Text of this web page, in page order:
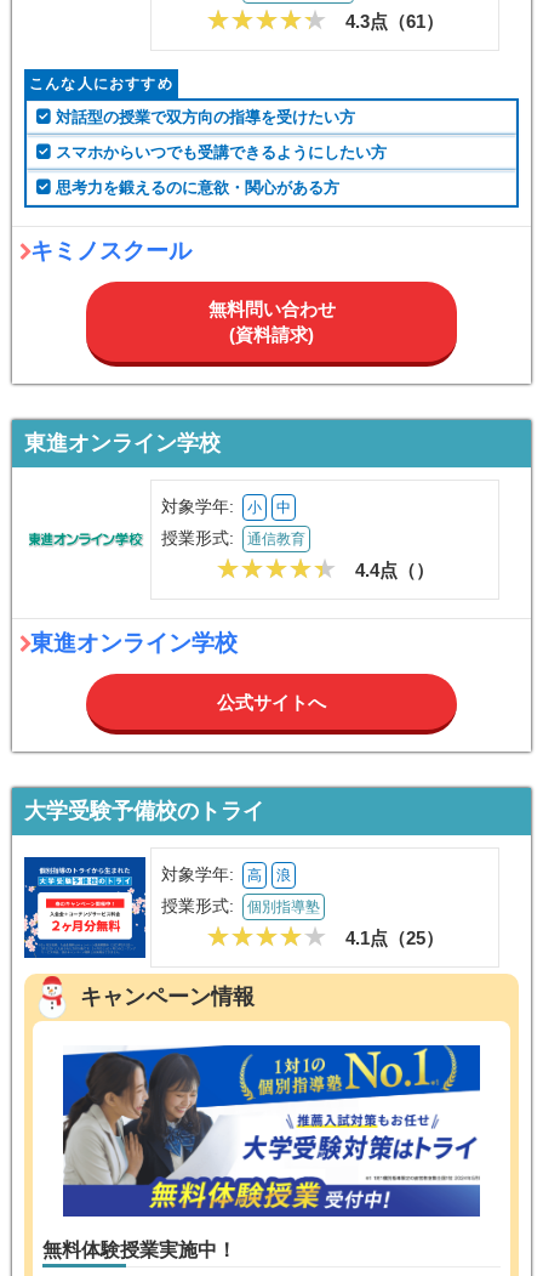
4.3点（61）
こんな人におすすめ
対話型の授業で双方向の指導を受けたい方
スマホからいつでも受講できるようにしたい方
思考力を鍛えるのに意欲・関心がある方
キミノスクール
無料問い合わせ
(資料請求)
東進オンライン学校
対象学年: 小 中
授業形式: 通信教育
4.4点（）
東進オンライン学校
公式サイトへ
大学受験予備校のトライ
対象学年: 高 浪
授業形式: 個別指導塾
4.1点（25）
キャンペーン情報
無料体験授業実施中！